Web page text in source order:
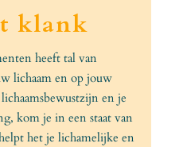
klank
heeft tal van
lichaam en op jouw
en je
kom je in een staat van
het je lichamelijke en